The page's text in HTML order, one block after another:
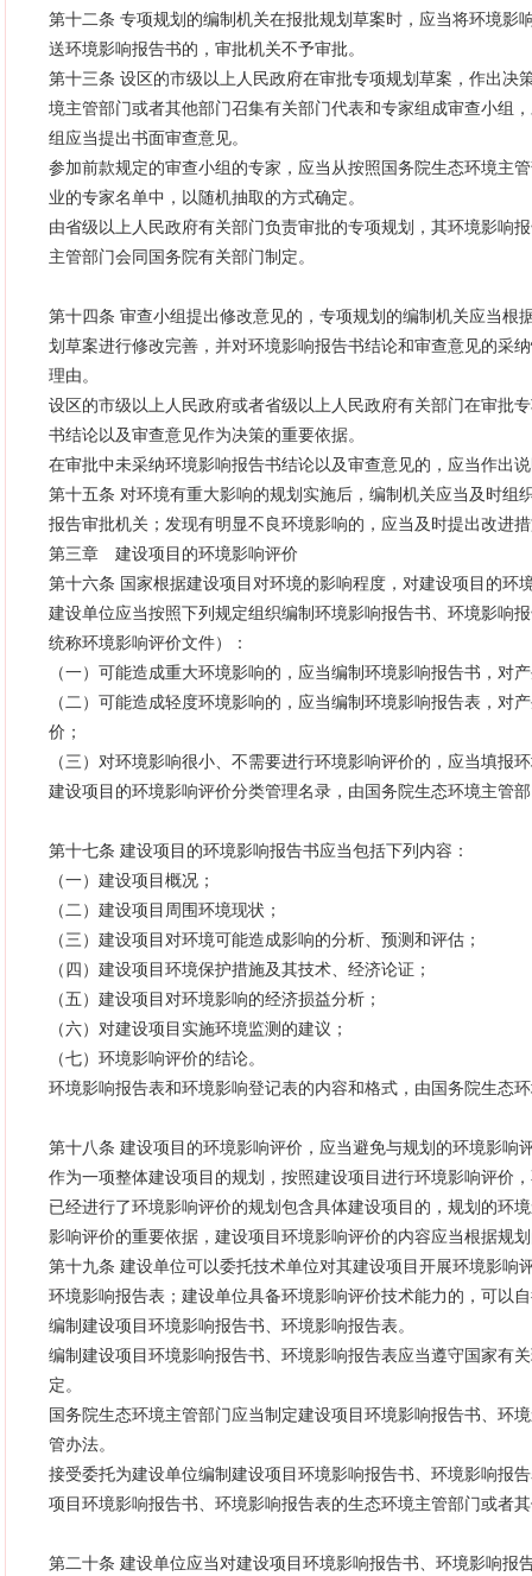
第十二条 专项规划的编制机关在报批规划草案时，应当将环境影
送环境影响报告书的，审批机关不予审批。
第十三条 设区的市级以上人民政府在审批专项规划草案，作出决
境主管部门或者其他部门召集有关部门代表和专家组成审查小组
组应当提出书面审查意见。
参加前款规定的审查小组的专家，应当从按照国务院生态环境主
业的专家名单中，以随机抽取的方式确定。
由省级以上人民政府有关部门负责审批的专项规划，其环境影响
主管部门会同国务院有关部门制定。
第十四条 审查小组提出修改意见的，专项规划的编制机关应当根
划草案进行修改完善，并对环境影响报告书结论和审查意见的采
理由。
设区的市级以上人民政府或者省级以上人民政府有关部门在审批
书结论以及审查意见作为决策的重要依据。
在审批中未采纳环境影响报告书结论以及审查意见的，应当作出
第十五条 对环境有重大影响的规划实施后，编制机关应当及时组
报告审批机关；发现有明显不良环境影响的，应当及时提出改进
第三章 建设项目的环境影响评价
第十六条 国家根据建设项目对环境的影响程度，对建设项目的环
建设单位应当按照下列规定组织编制环境影响报告书、环境影响
统称环境影响评价文件）：
（一）可能造成重大环境影响的，应当编制环境影响报告书，对
（二）可能造成轻度环境影响的，应当编制环境影响报告表，对
价；
（三）对环境影响很小、不需要进行环境影响评价的，应当填报
建设项目的环境影响评价分类管理名录，由国务院生态环境主管
第十七条 建设项目的环境影响报告书应当包括下列内容：
（一）建设项目概况；
（二）建设项目周围环境现状；
（三）建设项目对环境可能造成影响的分析、预测和评估；
（四）建设项目环境保护措施及其技术、经济论证；
（五）建设项目对环境影响的经济损益分析；
（六）对建设项目实施环境监测的建议；
（七）环境影响评价的结论。
环境影响报告表和环境影响登记表的内容和格式，由国务院生态
第十八条 建设项目的环境影响评价，应当避免与规划的环境影响
作为一项整体建设项目的规划，按照建设项目进行环境影响评价
已经进行了环境影响评价的规划包含具体建设项目的，规划的环
影响评价的重要依据，建设项目环境影响评价的内容应当根据规
第十九条 建设单位可以委托技术单位对其建设项目开展环境影响
环境影响报告表；建设单位具备环境影响评价技术能力的，可以
编制建设项目环境影响报告书、环境影响报告表。
编制建设项目环境影响报告书、环境影响报告表应当遵守国家有
定。
国务院生态环境主管部门应当制定建设项目环境影响报告书、环
管办法。
接受委托为建设单位编制建设项目环境影响报告书、环境影响报
项目环境影响报告书、环境影响报告表的生态环境主管部门或者
第二十条 建设单位应当对建设项目环境影响报告书、环境影响报